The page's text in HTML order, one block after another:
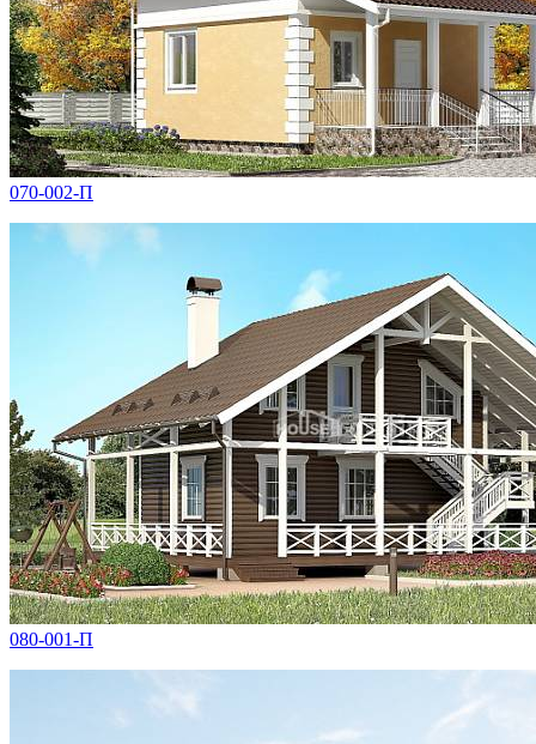
070-002-П
080-001-П